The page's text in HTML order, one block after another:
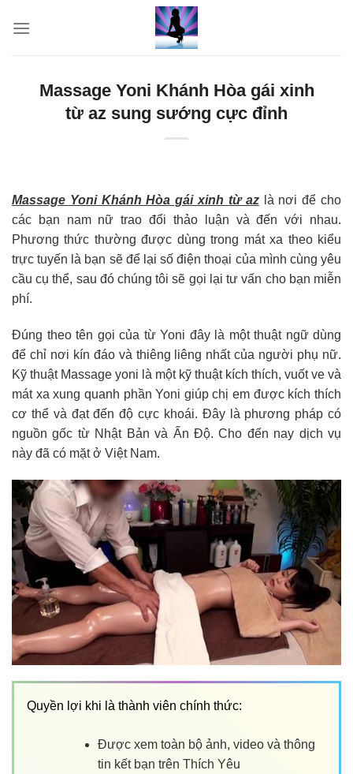
Massage Yoni Khánh Hòa gái xinh
từ az sung sướng cực đỉnh
Massage Yoni Khánh Hòa gái xinh từ azlà nơi để cho
các bạn nam nữ trao đổi thảo luận và đến với nhau.
Phương thức thường được dùng trong mát xa theo kiểu
trực tuyến là bạn sẽ để lại số điện thoại của mình cùng yêu
cầu cụ thể, sau đó chúng tôi sẽ gọi lại tư vấn cho bạn miễn
phí.
Đúng theo tên gọi của từ Yoni đây là một thuật ngữ dùng
để chỉ nơi kín đáo và thiêng liêng nhất của người phụ nữ.
Kỹ thuật Massage yoni là một kỹ thuật kích thích, vuốt ve và
mát xa xung quanh phần Yoni giúp chị em được kích thích
cơ thể và đạt đến độ cực khoái. Đây là phương pháp có
nguồn gốc từ Nhật Bản và Ấn Độ. Cho đến nay dịch vụ
này đã có mặt ở Việt Nam.
Quyền lợi khi là thành viên chính thức:
Được xem toàn bộ ảnh, video và thông
tin kết bạn trên Thích Yêu